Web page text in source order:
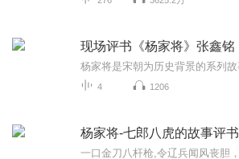
现场评书《杨家将》张鑫铭
4 1206
杨家将-七郎八虎的故事评书